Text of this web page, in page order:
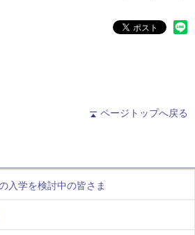
ページトップへ戻る
入学を検討中の皆さま